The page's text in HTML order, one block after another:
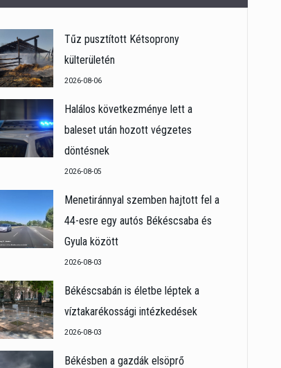
Tűz pusztított Kétsoprony
külterületén
2026-08-06
Halálos következménye lett a
baleset után hozott végzetes
döntésnek
2026-08-05
Menetiránnyal szemben hajtott fel a
44-esre egy autós Békéscsaba és
Gyula között
2026-08-03
Békéscsabán is életbe léptek a
víztakarékossági intézkedések
2026-08-03
Békésben a gazdák elsöprő